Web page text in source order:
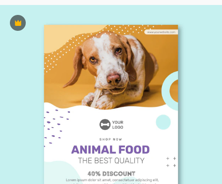
Premium